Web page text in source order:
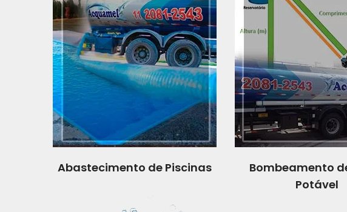
Abastecimento de Piscinas
Bombeamento
Potável